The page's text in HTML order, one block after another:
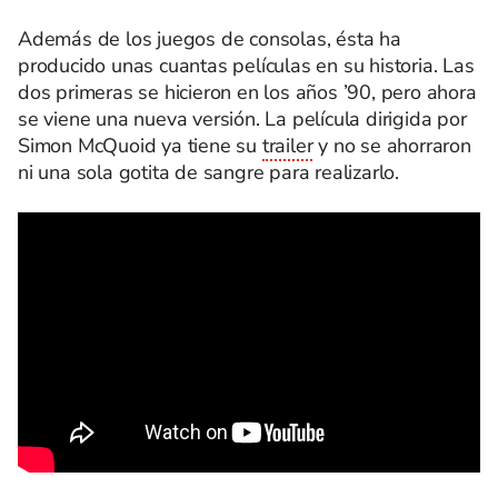
Además de los juegos de consolas, ésta ha
producido unas cuantas películas en su historia. Las
dos primeras se hicieron en los años ’90, pero ahora
se viene una nueva versión. La película dirigida por
Simon McQuoid ya tiene su trailery no se ahorraron
ni una sola gotita de sangre para realizarlo.